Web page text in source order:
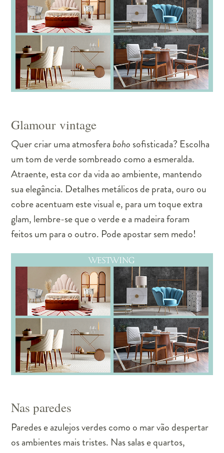
Glamour vintage
Quer criar uma atmosferaboho sofisticada? Escolha
um tom de verde sombreado como a esmeralda.
Atraente, esta cor da vida ao ambiente, mantendo
sua elegância. Detalhes metálicos de prata, ouro ou
cobre acentuam este visual e, para um toque extra
glam, lembre-se que o verde e a madeira foram
feitos um para o outro. Pode apostar sem medo!
Nas paredes
Paredes e azulejos verdes como o mar vão despertar
os ambientes mais tristes. Nas salas e quartos,